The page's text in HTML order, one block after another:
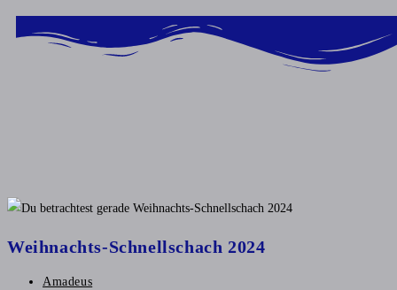
springen
Weihnachts-Schnellschach 2024
Amadeus